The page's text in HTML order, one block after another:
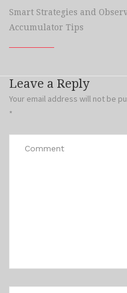
Smart Strategies and
Accumulator Tips
Leave a Reply
Your email address will not be
*